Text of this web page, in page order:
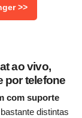
>>
ao vivo,
por telefone
com suporte
distintas